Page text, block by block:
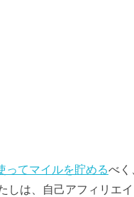
ってマイルを貯めるべく
しは、自己アフィリエ